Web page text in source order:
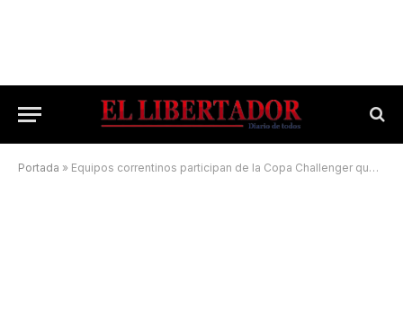
Portada » Equipos correntinos participan de la Copa Challenger que se disputa en Villa Ocampo